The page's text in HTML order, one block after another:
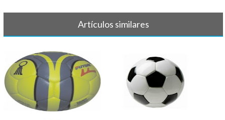
Artículos similares